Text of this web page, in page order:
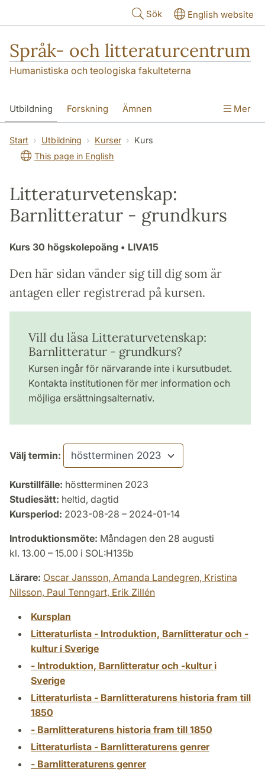
Sök English website
Språk- och litteraturcentrum
Humanistiska och teologiska fakulteterna
Utbildning Forskning Ämnen
SOL-husen Kontakt Institutionen
översättning till svenska
Mer
Start Utbildning Kurser
Kurs
This page in English
Litteraturvetenskap:
Barnlitteratur - grundkurs
Kurs 30 högskolepoäng • LIVA15
Den här sidan vänder sig till dig som är
antagen eller registrerad på kursen.
Vill du läsa Litteraturvetenskap:
Barnlitteratur - grundkurs?
Kursen ingår för närvarande inte i kursutbudet.
Kontakta institutionen för mer information och
möjliga ersättningsalternativ.
Välj termin:
Kurstillfälle: höstterminen 2023
Studiesätt: heltid, dagtid
Kursperiod: 2023-08-28 – 2024-01-14
Introduktionsmöte: Måndagen den 28 augusti
kl. 13.00 – 15.00 i SOL:H135b
Lärare: Oscar Jansson, Amanda Landegren, Kristina
Nilsson, Paul Tenngart, Erik Zillén
Kursplan
Litteraturlista - Introduktion, Barnlitteratur och -
kultur i Sverige
- Introduktion, Barnlitteratur och -kultur i
Sverige
Litteraturlista - Barnlitteraturens historia fram till
1850
- Barnlitteraturens historia fram till 1850
Litteraturlista - Barnlitteraturens genrer
- Barnlitteraturens genrer